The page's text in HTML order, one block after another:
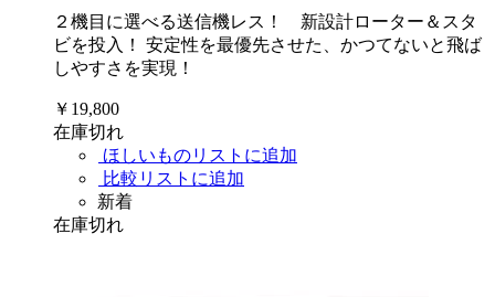
２機目に選べる送信機レス！ 新設計ローター＆スタ
ビを投入！ 安定性を最優先させた、かつてないと飛ば
しやすさを実現！
￥19,800
在庫切れ
ほしいものリストに追加
比較リストに追加
新着
在庫切れ